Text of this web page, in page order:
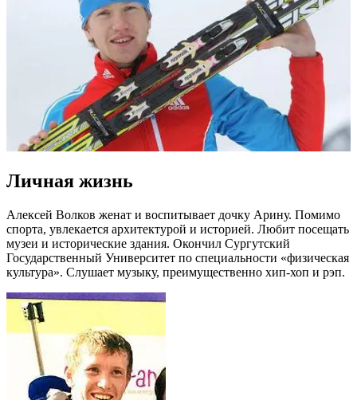
Личная жизнь
Алексей Волков женат и воспитывает дочку Арину. Помимо
спорта, увлекается архитектурой и историей. Любит посещать
музеи и исторические здания. Окончил Сургутский
Государственный Университет по специальности «физическая
культура». Слушает музыку, преимущественно хип-хоп и рэп.